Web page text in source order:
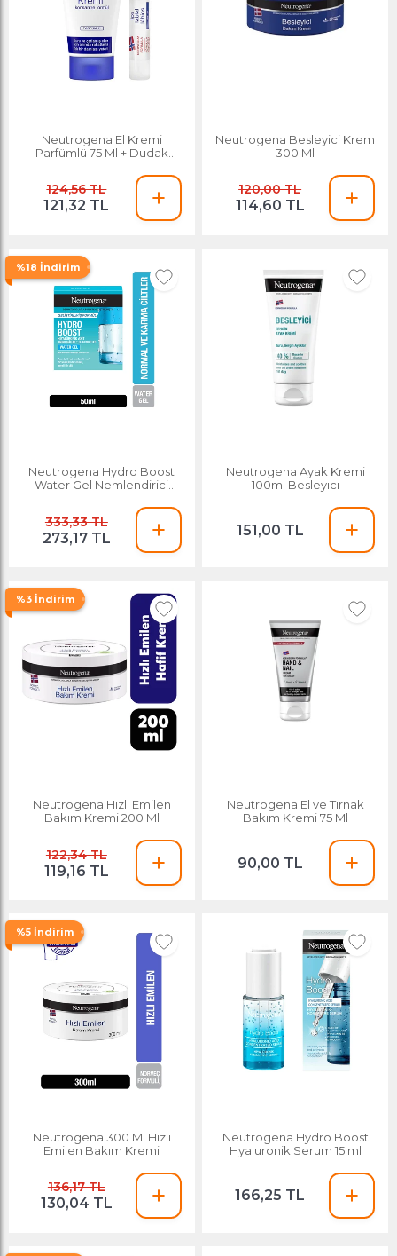
Neutrogena El Kremi
Parfümlü 75 Ml + Dudak
124,56 TL
121,32 TL
Neutrogena Besleyici Krem
300 Ml
120,00 TL
114,60 TL
%18 İndirim
Neutrogena Hydro Boost
Water Gel Nemlendirici
333,33 TL
273,17 TL
Neutrogena Ayak Kremi
100ml Besleyıcı
151,00 TL
%3 İndirim
Neutrogena Hızlı Emilen
Bakım Kremi 200 Ml
122,34 TL
119,16 TL
Neutrogena El ve Tırnak
Bakım Kremi 75 Ml
90,00 TL
%5 İndirim
Neutrogena 300 Ml Hızlı
Emilen Bakım Kremi
136,17 TL
130,04 TL
Neutrogena Hydro Boost
Hyaluronik Serum 15 ml
166,25 TL